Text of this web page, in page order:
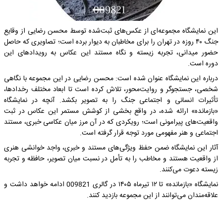
این نمایشگاه مجموعه‌ای از عکس‌های ثبت‌شده توسط محسن رضایی از وقایع
جنگ ۴۰ روزه در تهران را برای مخاطبان به دیوار برده است؛ تصاویری که حاصل
حضور میدانی، تجربه زیسته و نگاه مستند این عکاس به رویدادهای این
دوره است.
درباره این نمایشگاه عنوان شده است: محسن رضایی در این مجموعه با نگاهی
شخصی، جستجوگر و روایت‌محور، تلاش کرده است تا ابعاد مختلف رخدادها،
تأثیرات انسانی و اجتماعی جنگ را به تصویر بکشد. آنچه در نمایشگاه
«بازمانده» ارائه شده، در واقع بخشی از کوشش مستمر این عکاس در ثبت
واقعیت‌های پیرامونی است؛ رویکردی که در آن مرز میان عکاسی خبری، مستند
اجتماعی و هنر مفهومی مورد توجه قرار گرفته است.
آثار این نمایشگاه ضمن حفظ ویژگی‌های مستند و خبری، واجد خوانشی هنری
از واقعیت هستند و مخاطب را به تأمل در نسبت میان تصویر، حافظه و تجربه
زیسته دعوت می‌کنند.
نمایشگاه «بازمانده» تا ۱۲ تیرماه ۱۴۰۵ در گالری 009821 ادامه خواهد داشت و
علاقه‌مندان می‌توانند از این مجموعه بازدید کنند.